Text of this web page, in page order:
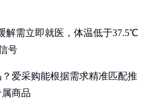
解需立即就医，体温低于37.5℃
号
爱采购能根据需求精准匹配推
商品